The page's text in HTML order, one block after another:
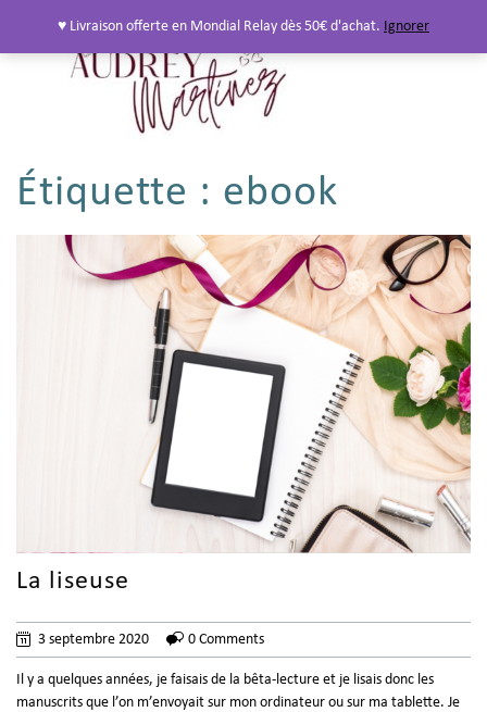
Étiquette : ebook
La liseuse
3 septembre 2020 0 Comments
Il y a quelques années, je faisais de la bêta-lecture et je lisais donc les
manuscrits que l’on m’envoyait sur mon ordinateur ou sur ma tablette. Je
♥ Livraison offerte en Mondial Relay dès 50€ d'achat. Ignorer